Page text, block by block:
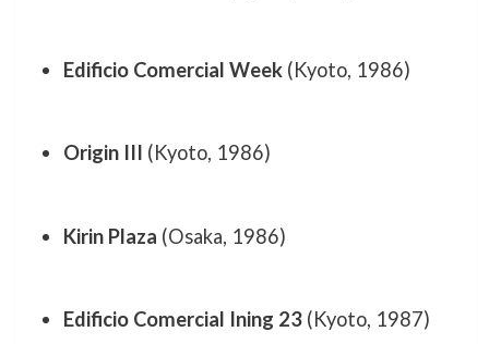
Edificio Comercial Week(Kyoto, 1986)
Origin III (Kyoto, 1986)
Kirin Plaza (Osaka, 1986)
Edificio Comercial Ining 23(Kyoto, 1987)